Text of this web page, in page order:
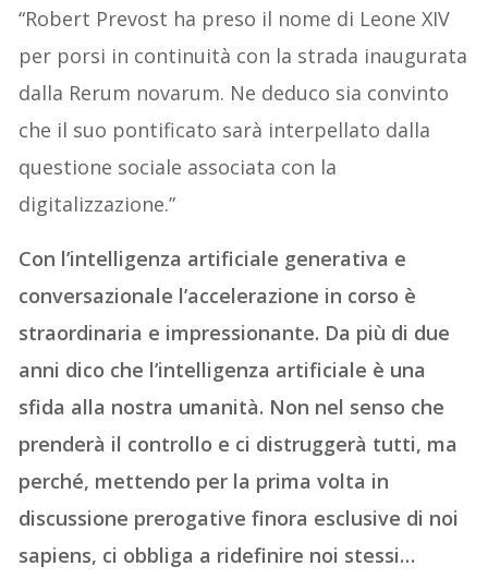
“Robert Prevost ha preso il nome di Leone XIV
per porsi in continuità con la strada inaugurata
dalla Rerum novarum. Ne deduco sia convinto
che il suo pontificato sarà interpellato dalla
questione sociale associata con la
digitalizzazione.”
Con l’intelligenza artificiale generativa e
conversazionale l’accelerazione in corso è
straordinaria e impressionante. Da più di due
anni dico che l’intelligenza artificiale è una
sfida alla nostra umanità. Non nel senso che
prenderà il controllo e ci distruggerà tutti, ma
perché, mettendo per la prima volta in
discussione prerogative finora esclusive di noi
sapiens, ci obbliga a ridefinire noi stessi…